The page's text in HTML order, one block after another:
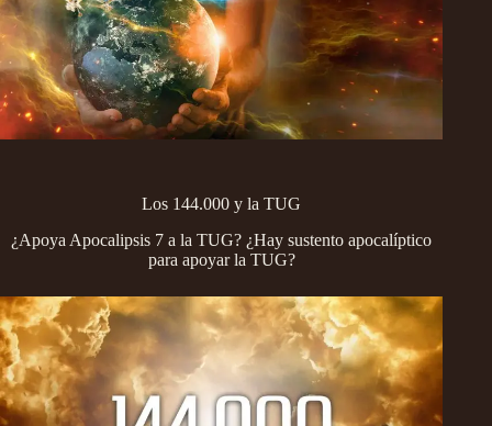
Los 144.000 y la TUG
¿Apoya Apocalipsis 7 a la TUG? ¿Hay sustento apocalíptico
para apoyar la TUG?